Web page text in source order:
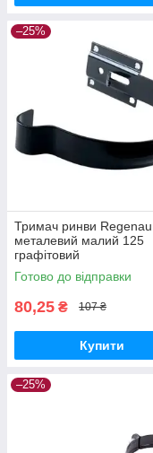
–25%
Тримач ринви Regenau
металевий малий 125
графітовий
Готово до відправки
80,25 ₴ 107 ₴
Купити
–25%